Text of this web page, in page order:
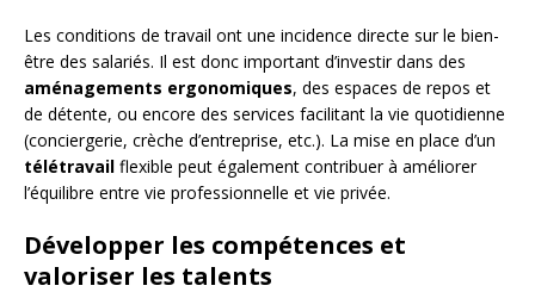
Les conditions de travail ont une incidence directe sur le bien-
être des salariés. Il est donc important d’investir dans des
aménagements ergonomiques, des espaces de repos et
de détente, ou encore des services facilitant la vie quotidienne
(conciergerie, crèche d’entreprise, etc.). La mise en place d’un
télétravail flexible peut également contribuer à améliorer
l’équilibre entre vie professionnelle et vie privée.
Développer les compétences et
valoriser les talents